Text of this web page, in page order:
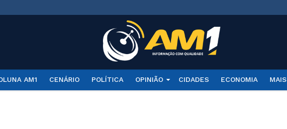
AM1 CENÁRIO POLÍTICA OPINIÃO CIDADES ECONOMIA MAIS